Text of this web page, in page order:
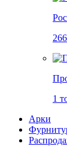
1
Арки